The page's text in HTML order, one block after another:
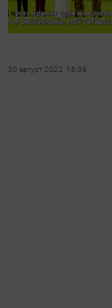
30 август 2022, 16:39